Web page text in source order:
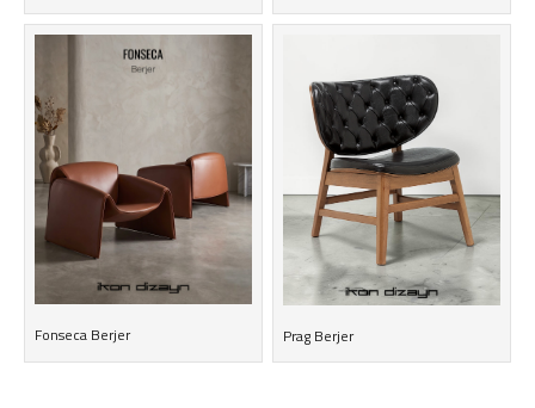
Fonseca Berjer Prag Berjer